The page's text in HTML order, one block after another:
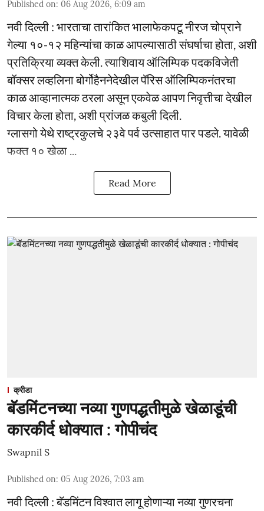
Published on: 06 Aug 2026, 6:09 am
नवी दिल्ली : भारताचा तारांकित भालाफेकपटू नीरज चोप्राने
गेल्या १०-१२ महिन्यांचा काळ आपल्यासाठी संघर्षाचा होता, अशी
प्रतिक्रिया व्यक्त केली. त्याशिवाय ऑलिम्पिक पदकविजेती
बॉक्सर लव्हलिना बोर्गोहैननेदेखील पॅरिस ऑलिम्पिकनंतरचा
काळ आव्हानात्मक ठरला असून एकवेळ आपण निवृत्तीचा देखील
विचार केला होता, अशी प्रांजळ कबुली दिली.
ग्लासगो येथे राष्ट्रकुलचे २३वे पर्व उत्साहात पार पडले. यावेळी
फक्त १० खेळा ...
Read More
क्रीडा
बॅडमिंटनच्या नव्या गुणपद्धतीमुळे खेळाडूंची
कारकीर्द धोक्यात : गोपीचंद
Swapnil S
Published on: 05 Aug 2026, 7:03 am
नवी दिल्ली : बॅडमिंटन विश्वात लागू होणाऱ्या नव्या गुणरचना